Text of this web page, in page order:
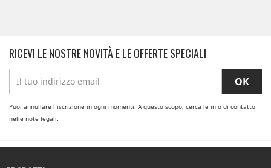
RICEVI LE NOSTRE NOVITÀ E LE OFFERTE SPECIALI
Puoi annullare l'iscrizione in ogni momenti. A questo scopo, cerca le info di contatto
nelle note legali.